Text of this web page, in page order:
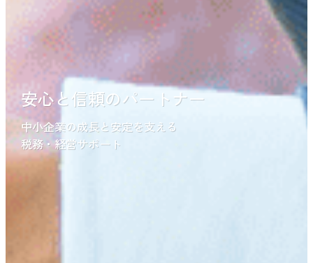
安心と信頼のパートナー
中小企業の成長と安定を支える
税務・経営サポート